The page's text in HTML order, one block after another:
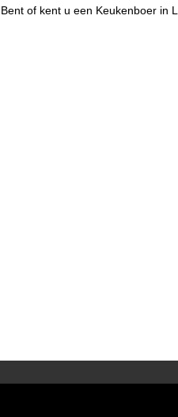
Bent of kent u een Keukenboer in